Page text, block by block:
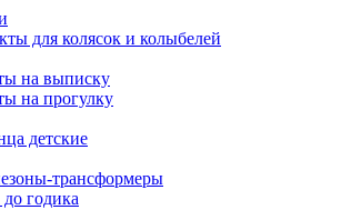
для колясок и колыбелей
на выписку
на прогулку
детские
трансформеры
годика